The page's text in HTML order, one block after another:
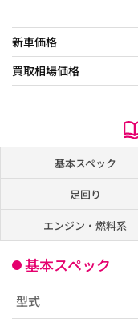
新車価格
買取相場価格
基本スペック
足回り
エンジン・燃料系
基本スペック
型式